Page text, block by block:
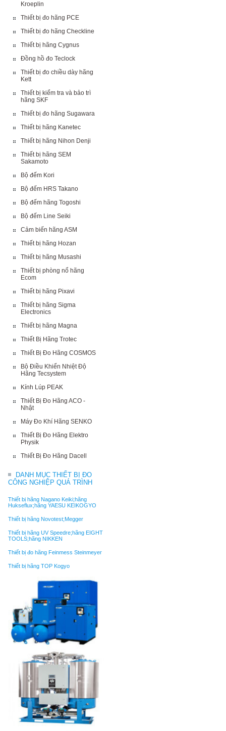
Kroeplin
Thiết bị đo hãng PCE
Thiết bị đo hãng Checkline
Thiết bị hãng Cygnus
Đồng hồ đo Teclock
Thiết bị đo chiều dày hãng
Kett
Thiết bị kiểm tra và bảo trì
hãng SKF
Thiết bị đo hãng Sugawara
Thiết bị hãng Kanetec
Thiết bị hãng Nihon Denji
Thiết bị hãng SEM
Sakamoto
Bộ đếm Kori
Bộ đếm HRS Takano
Bộ đếm hãng Togoshi
Bộ đếm Line Seiki
Cảm biến hãng ASM
Thiết bị hãng Hozan
Thiết bị hãng Musashi
Thiết bị phòng nổ hãng
Ecom
Thiết bị hãng Pixavi
Thiết bị hãng Sigma
Electronics
Thiết bị hãng Magna
Thiết Bị Hãng Trotec
Thiết Bị Đo Hãng COSMOS
Bộ Điều Khiển Nhiệt Độ
Hãng Tecsystem
Kính Lúp PEAK
Thiết Bị Đo Hãng ACO -
Nhật
Máy Đo Khí Hãng SENKO
Thiết Bị Đo Hãng Elektro
Physik
Thiết Bị Đo Hãng Dacell
DANH MỤC THIẾT BỊ ĐO
CÔNG NGHIỆP QUÁ TRÌNH
Thiết bị hãng Nagano Keiki;hãng
Hukseflux;hãng YAESU KEIKOGYO
Thiết bị hãng Novotest;Megger
Thiết bị hãng UV Speedre;hãng EIGHT
TOOLS;hãng NIKKEN
Thiết bị đo hãng Feinmess Steinmeyer
Thiết bị hãng TOP Kogyo